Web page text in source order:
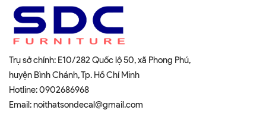
Trụ sở chính: E10/282 Quốc lộ 50, xã Phong Phú,
huyện Bình Chánh, Tp. Hồ Chí Minh
Hotline:0902686968
Email:noithatsondecal@gmail.com